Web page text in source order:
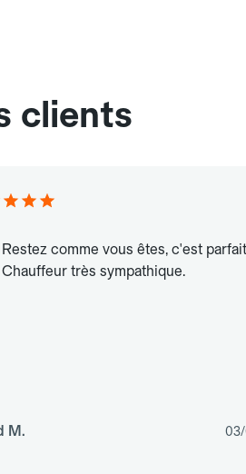
clients
Restez comme vous êtes, c'est
Chauffeur très sympathique.
M.